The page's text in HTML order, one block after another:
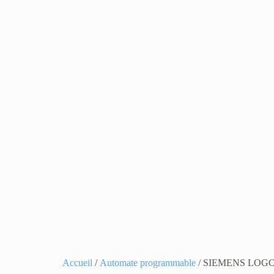
Accueil / Automate programmable / SIEMENS